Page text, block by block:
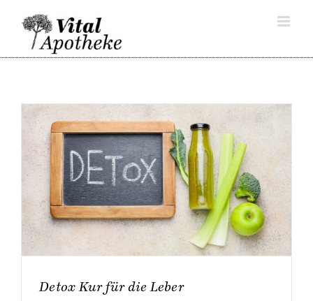
content
Detox Kur für die Leber